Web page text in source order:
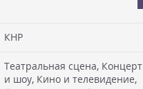
КНР
Театральная сцена, Концерт
и шоу, Кино и телевидение,